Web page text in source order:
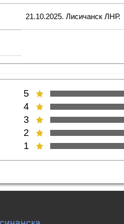
21.10.2025. Лисичанск ЛНР.
5
4
3
2
1